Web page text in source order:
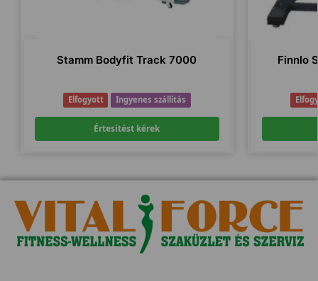
Stamm Bodyfit Track 7000
Elfogyott Ingyenes szállítás
Értesítést kérek
Finnlo